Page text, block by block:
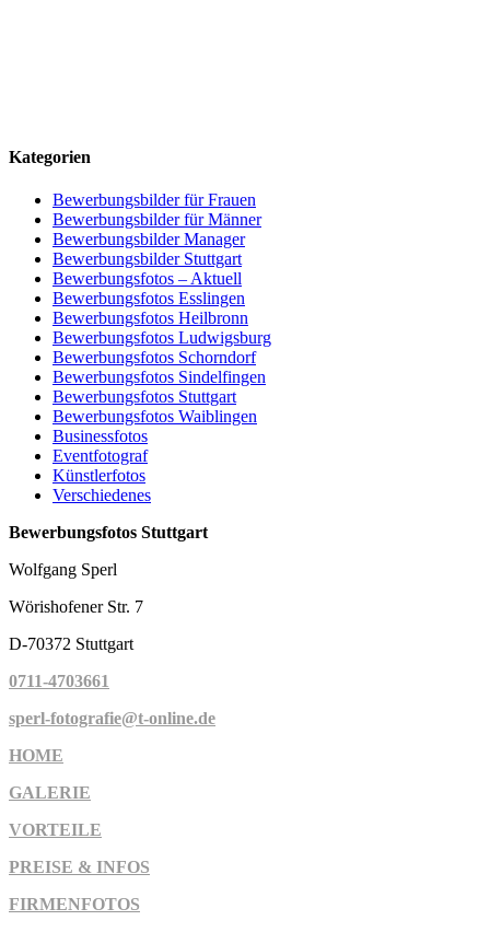
Kategorien
Bewerbungsbilder für Frauen
Bewerbungsbilder für Männer
Bewerbungsbilder Manager
Bewerbungsbilder Stuttgart
Bewerbungsfotos – Aktuell
Bewerbungsfotos Esslingen
Bewerbungsfotos Heilbronn
Bewerbungsfotos Ludwigsburg
Bewerbungsfotos Schorndorf
Bewerbungsfotos Sindelfingen
Bewerbungsfotos Stuttgart
Bewerbungsfotos Waiblingen
Businessfotos
Eventfotograf
Künstlerfotos
Verschiedenes
Bewerbungsfotos Stuttgart
Wolfgang Sperl
Wörishofener Str. 7
D-70372 Stuttgart
0711-4703661
sperl-fotografie@t-online.de
HOME
GALERIE
VORTEILE
PREISE & INFOS
FIRMENFOTOS